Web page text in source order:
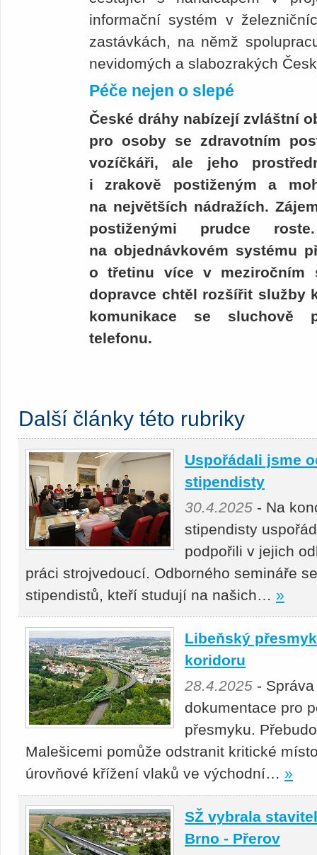
informační systém v
zastávkách, na němž
nevidomých a slabozrakých
Péče nejen o slepé
České dráhy nabízejí zvláštní
pro osoby se zdravotním
vozíčkáři, ale jeho
i zrakově postiženým a
na největších nádražích.
postiženými prudce
na objednávkovém systému
o třetinu více v meziročním
dopravce chtěl rozšířit služby
komunikace se sluchově
telefonu.
Další články této rubriky
Uspořádali jsme
stipendisty
30.4.2025 - Na
stipendisty
podpořili v jejich
práci strojvedoucí. Odborného semináře
stipendistů, kteří studují na našich… »
Libeňský
koridoru
28.4.2025 -
dokumentace pro
přesmyku.
Malešicemi pomůže odstranit kritické
úrovňové křížení vlaků ve východní… »
SŽ vybrala
Brno - Přerov